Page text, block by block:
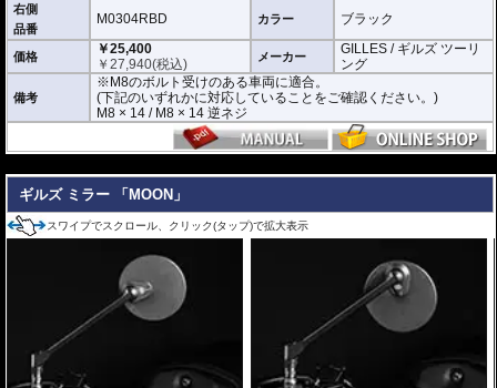
右側
品番
M0304RBD カラー ブラック
価格
￥25,400
￥27,940(税込) メーカー
GILLES / ギルズ ツーリ
ング
備考
※M8のボルト受けのある車両に適合。
(下記のいずれかに対応していることをご確認ください。)
M8 × 14 / M8 × 14 逆ネジ
ギルズ ミラー 「MOON」
スワイプでスクロール、クリック(タップ)で拡大表示